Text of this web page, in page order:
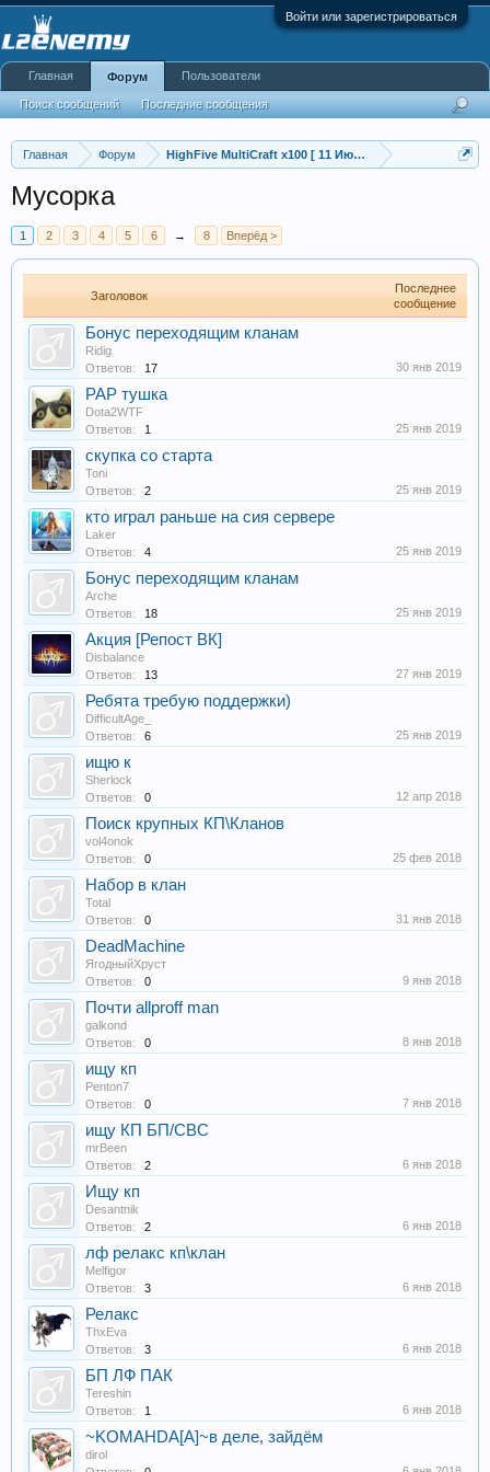
Войти или зарегистрироваться
Главная Форум HighFive MultiCraft x100 [ 11 Июля в 20:00 ]
Мусорка
1 2 3 4 5 6 → 8 Вперёд >
Заголовок
Последнее
сообщение
Бонус переходящим кланам
Ridig
Ответов:
17 30 янв 2019
РАР тушка
Dota2WTF
Ответов:
1 25 янв 2019
скупка со старта
Toni
Ответов:
2 25 янв 2019
кто играл раньше на сия сервере
Laker
Ответов:
4 25 янв 2019
Бонус переходящим кланам
Arche
Ответов:
18 25 янв 2019
Акция [Репост ВК]
Disbalance
Ответов:
13 27 янв 2019
Ребята требую поддержки)
DifficultAge_
Ответов:
6 25 янв 2019
ищю к
Sherlock
Ответов:
0 12 апр 2018
Поиск крупных КП\Кланов
vol4onok
Ответов:
0 25 фев 2018
Набор в клан
Total
Ответов:
0 31 янв 2018
DeadMachine
ЯгодныйХруст
Ответов:
0 9 янв 2018
Почти allproff man
galkond
Ответов:
0 8 янв 2018
ищу кп
Penton7
Ответов:
0 7 янв 2018
ищу КП БП/СВС
mrBeen
Ответов:
2 6 янв 2018
Ищу кп
Desantnik
Ответов:
2 6 янв 2018
лф релакс кп\клан
Melfigor
Ответов:
3 6 янв 2018
Релакс
ThxEva
Ответов:
3 6 янв 2018
БП ЛФ ПАК
Tereshin
Ответов:
1 6 янв 2018
~KOMAHDA[A]~в деле, зайдём
dirol
Главная Форум
Поиск сообщений Последние сообщения
Пользователи